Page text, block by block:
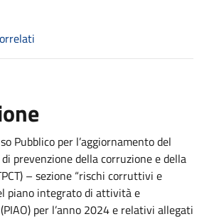
Pubblico per l’aggiornamento del
prevenzione della corruzione e della
– sezione “rischi corruttivi e
piano integrato di attività e
per l’anno 2024 e relativi allegati